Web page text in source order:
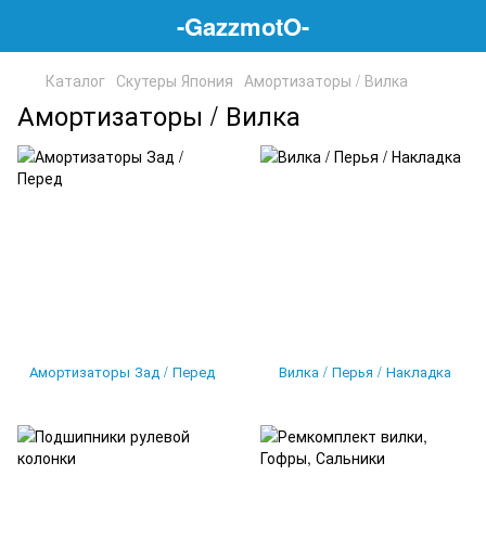
-GazzmotO-
Каталог Скутеры Япония Амортизаторы / Вилка
Амортизаторы / Вилка
Амортизаторы Зад / Перед Вилка / Перья / Накладка